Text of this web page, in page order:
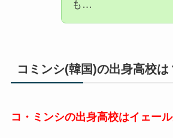
も…
コミンシ(韓国)の出身高校は
コ・ミンシの出身高校はイェール